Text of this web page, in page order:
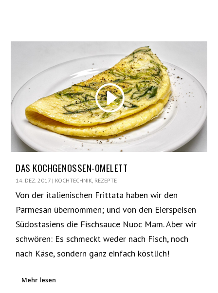
DAS KOCHGENOSSEN-OMELETT
14. DEZ. 2017 | KOCHTECHNIK, REZEPTE
Von der italienischen Frittata haben wir den
Parmesan übernommen; und von den Eierspeisen
Südostasiens die Fischsauce Nuoc Mam. Aber wir
schwören: Es schmeckt weder nach Fisch, noch
nach Käse, sondern ganz einfach köstlich!
Mehr lesen